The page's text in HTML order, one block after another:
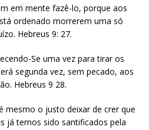
em mente fazê-lo, porque aos
ordenado morrerem uma só
Hebreus 9: 27.
Se uma vez para tirar os
segunda vez, sem pecado, aos
Hebreus 9 28.
mesmo o justo deixar de crer que
já temos sido santificados pela